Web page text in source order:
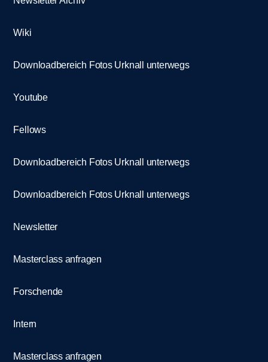
Wiki
Downloadbereich Fotos Urknall unterwegs
Youtube
Fellows
Downloadbereich Fotos Urknall unterwegs
Downloadbereich Fotos Urknall unterwegs
Newsletter
Masterclass anfragen
Forschende
Intern
Masterclass anfragen